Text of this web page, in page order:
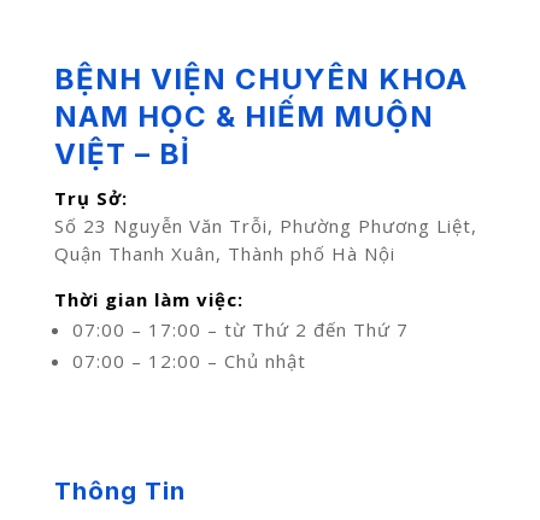
BỆNH VIỆN CHUYÊN KHOA
NAM HỌC & HIẾM MUỘN
VIỆT – BỈ
Trụ Sở:
Số 23 Nguyễn Văn Trỗi, Phường Phương Liệt,
Quận Thanh Xuân, Thành phố Hà Nội
Thời gian làm việc:
07:00 – 17:00 – từ Thứ 2 đến Thứ 7
07:00 – 12:00 – Chủ nhật
Thông Tin